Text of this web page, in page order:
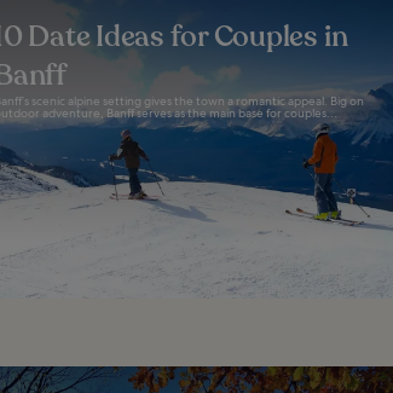
Date Ideas for Couples in
scenic alpine setting gives the town a romantic appeal. Big on
adventure, Banff serves as the main base for couples...